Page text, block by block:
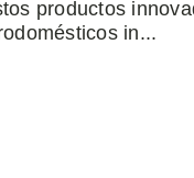
productos
in...